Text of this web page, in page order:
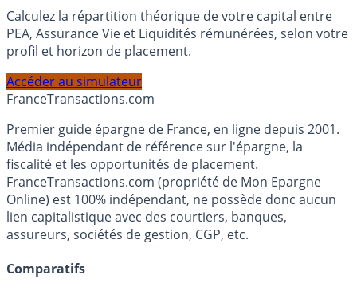
Simulateur d'Allocation
Calculez la répartition théorique de votre capital entre
profil et horizon de placement.
FranceTransactions.com
Premier guide épargne de France, en ligne depuis 2001.
Média indépendant de référence sur l'épargne, la
fiscalité et les opportunités de placement.
FranceTransactions.com (propriété de Mon Epargne
Online) est 100% indépendant, ne possède donc aucun
assureurs, sociétés de gestion, CGP, etc.